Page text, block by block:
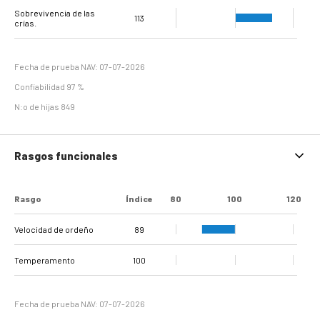
Ulcera Plantar
Hemorragia plantar
Erosión del Talón
Dermatitis
Interdigital
Hiperplasia
interdigital.
Separación de la
Línea Blanca
Pezuña tirabuzón
Sobrevivencia de las
crías.
113
Fecha de prueba NAV: 07-07-2026
Confiabilidad 97 %
N:o de hijas 849
Rasgos funcionales
Rasgo Índice 80 100 120
Velocidad de ordeño 89
Temperamento 100
Fecha de prueba NAV: 07-07-2026